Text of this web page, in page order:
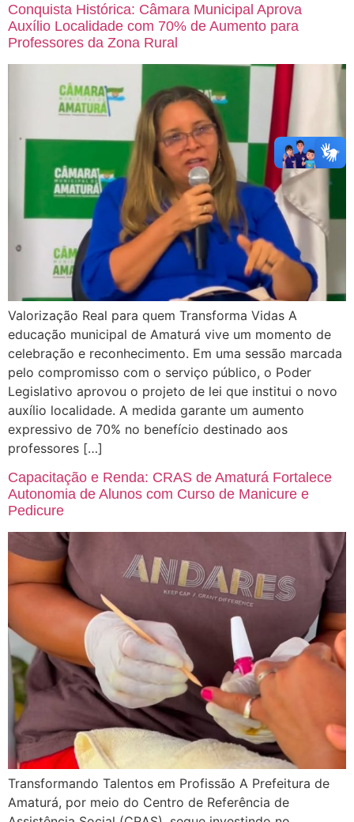
Conquista Histórica: Câmara Municipal Aprova
Auxílio Localidade com 70% de Aumento para
Professores da Zona Rural
Valorização Real para quem Transforma Vidas A
educação municipal de Amaturá vive um momento de
celebração e reconhecimento. Em uma sessão marcada
pelo compromisso com o serviço público, o Poder
Legislativo aprovou o projeto de lei que institui o novo
auxílio localidade. A medida garante um aumento
expressivo de 70% no benefício destinado aos
professores […]
Capacitação e Renda: CRAS de Amaturá Fortalece
Autonomia de Alunos com Curso de Manicure e
Pedicure
Transformando Talentos em Profissão A Prefeitura de
Amaturá, por meio do Centro de Referência de